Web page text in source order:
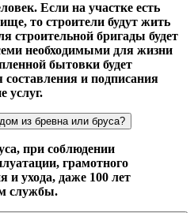
Если на участке есть
то строители будут жить
строительной бригады будет
необходимыми для жизни
бытовки будет
и подписания
услуг.
из бревна или бруса?
при соблюдении
грамотного
и ухода, даже 100 лет
службы.